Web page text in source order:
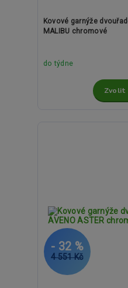
Kovové garnýže
MALIBU chromové
do týdne
Zvolit
4 551 Kč
- 32 %